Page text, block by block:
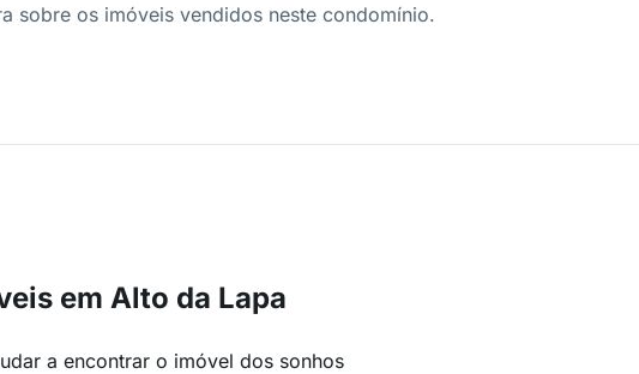
sobre os imóveis vendidos neste condomínio.
em Alto da Lapa
a encontrar o imóvel dos sonhos